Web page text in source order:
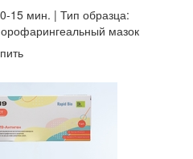
15 мин. | Тип образца:
мазок